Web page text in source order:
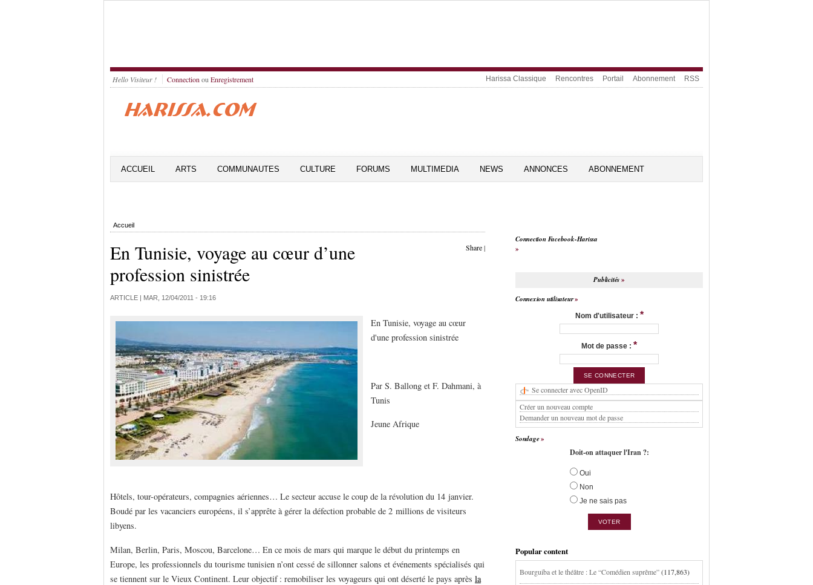
Hello Visiteur ! Connection ou Enregistrement Harissa Classique Rencontres Portail Abonnement RSS
ACCUEIL ARTS COMMUNAUTES CULTURE FORUMS MULTIMEDIA NEWS ANNONCES ABONNEMENT
Accueil
Share|
En Tunisie, voyage au cœur d’une
profession sinistrée
ARTICLE | MAR, 12/04/2011 - 19:16
En Tunisie, voyage au cœur
d'une profession sinistrée
Par S. Ballong et F. Dahmani, à
Tunis
Jeune Afrique
Hôtels, tour-opérateurs, compagnies aériennes… Le secteur accuse le coup de la révolution du 14 janvier.
Boudé par les vacanciers européens, il s’apprête à gérer la défection probable de 2 millions de visiteurs
libyens.
Milan, Berlin, Paris, Moscou, Barcelone… En ce mois de mars qui marque le début du printemps en
Europe, les professionnels du tourisme tunisien n’ont cessé de sillonner salons et événements spécialisés qui
se tiennent sur le Vieux Continent. Leur objectif : remobiliser les voyageurs qui ont déserté le pays après la
Connection Facebook-Harissa
Publicités
Connexion utilisateur
Nom d'utilisateur : *
Mot de passe : *
Se connecter avec OpenID
Créer un nouveau compte
Demander un nouveau mot de passe
Sondage
Doit-on attaquer l'Iran ?:
Oui
Non
Je ne sais pas
Popular content
Bourguiba et le théâtre : Le “Comédien suprême”(117,863)